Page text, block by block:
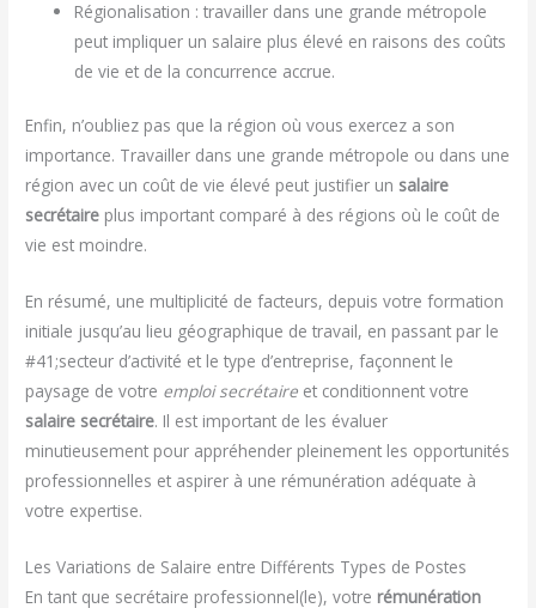
Régionalisation : travailler dans une grande métropole
peut impliquer un salaire plus élevé en raisons des coûts
de vie et de la concurrence accrue.
Enfin, n’oubliez pas que la région où vous exercez a son
importance. Travailler dans une grande métropole ou dans une
région avec un coût de vie élevé peut justifier un salaire
secrétaire plus important comparé à des régions où le coût de
vie est moindre.
En résumé, une multiplicité de facteurs, depuis votre formation
initiale jusqu’au lieu géographique de travail, en passant par le
#41;secteur d’activité et le type d’entreprise, façonnent le
paysage de votre emploi secrétaire et conditionnent votre
salaire secrétaire. Il est important de les évaluer
minutieusement pour appréhender pleinement les opportunités
professionnelles et aspirer à une rémunération adéquate à
votre expertise.
Les Variations de Salaire entre Différents Types de Postes
En tant que secrétaire professionnel(le), votre rémunération